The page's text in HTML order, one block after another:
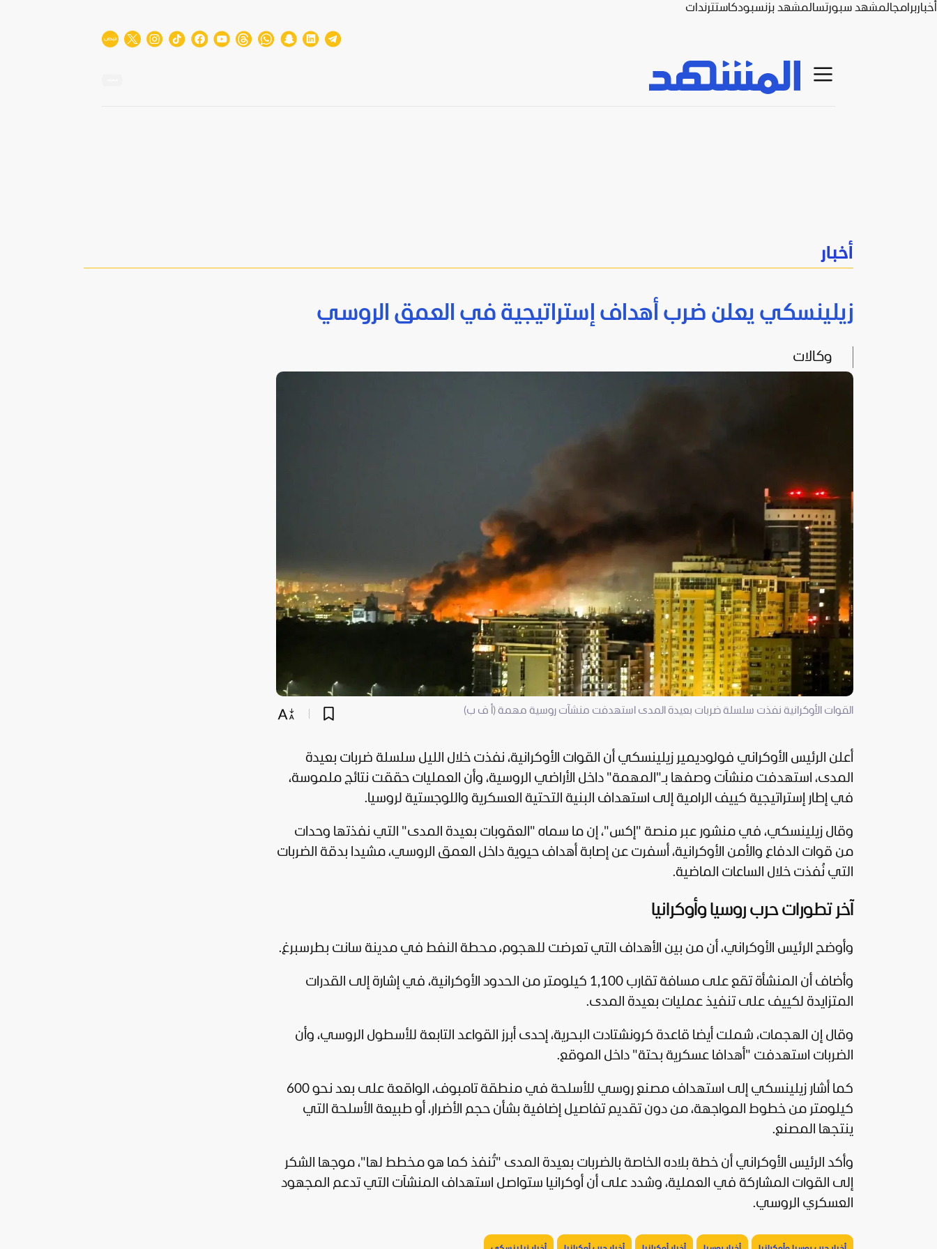
أخباربرامجالمشهد سبورتسالمشهد بزنسبودكاستترندات
أخبار
زيلينسكي يعلن ضرب أهداف إستراتيجية في العمق الروسي
وكالات
القوات الأوكرانية نفذت سلسلة ضربات بعيدة المدى استهدفت منشآت روسية مهمة (أ ف ب)
أعلن الرئيس الأوكراني فولوديمير زيلينسكي أن القوات الأوكرانية، نفذت خلال الليل سلسلة ضربات بعيدة
المدى، استهدفت منشآت وصفها بـ"المهمة" داخل الأراضي الروسية، وأن العمليات حققت نتائج ملموسة،
في إطار إستراتيجية كييف الرامية إلى استهداف البنية التحتية العسكرية واللوجستية لروسيا.
وقال زيلينسكي، في منشور عبر منصة "إكس"، إن ما سماه "العقوبات بعيدة المدى" التي نفذتها وحدات
من قوات الدفاع والأمن الأوكرانية، أسفرت عن إصابة أهداف حيوية داخل العمق الروسي، مشيدا بدقة الضربات
التي نُفذت خلال الساعات الماضية.
آخر تطورات حرب روسيا وأوكرانيا
وأوضح الرئيس الأوكراني، أن من بين الأهداف التي تعرضت للهجوم، محطة النفط في مدينة سانت بطرسبرغ.
وأضاف أن المنشأة تقع على مسافة تقارب 1,100 كيلومتر من الحدود الأوكرانية، في إشارة إلى القدرات
المتزايدة لكييف على تنفيذ عمليات بعيدة المدى.
وقال إن الهجمات، شملت أيضا قاعدة كرونشتادت البحرية، إحدى أبرز القواعد التابعة للأسطول الروسي، وأن
الضربات استهدفت "أهدافا عسكرية بحتة" داخل الموقع.
كما أشار زيلينسكي إلى استهداف مصنع روسي للأسلحة في منطقة تامبوف، الواقعة على بعد نحو 600
كيلومتر من خطوط المواجهة، من دون تقديم تفاصيل إضافية بشأن حجم الأضرار، أو طبيعة الأسلحة التي
ينتجها المصنع.
وأكد الرئيس الأوكراني أن خطة بلاده الخاصة بالضربات بعيدة المدى "تُنفذ كما هو مخطط لها"، موجها الشكر
إلى القوات المشاركة في العملية، وشدد على أن أوكرانيا ستواصل استهداف المنشآت التي تدعم المجهود
العسكري الروسي.